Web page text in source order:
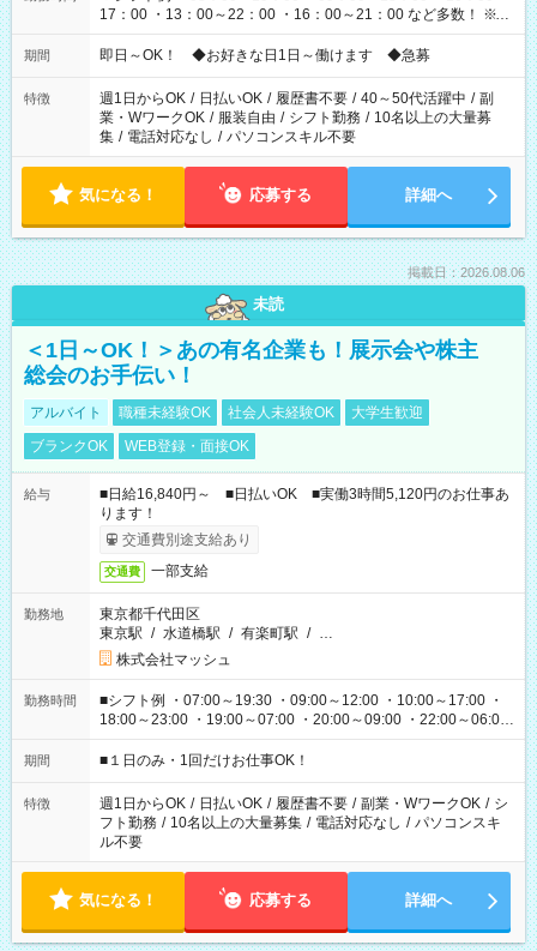
17：00 ・13：00～22：00 ・16：00～21：00 など多数！ ※お
仕事により勤務時間が異なります
期間 即日～OK！ ◆お好きな日1日～働けます ◆急募
特徴 週1日からOK / 日払いOK / 履歴書不要 / 40～50代活躍中 / 副
業・WワークOK / 服装自由 / シフト勤務 / 10名以上の大量募
集 / 電話対応なし / パソコンスキル不要
気になる！ 応募する 詳細へ
掲載日：2026.08.06
未読
＜1日～OK！＞あの有名企業も！展示会や株主
総会のお手伝い！
アルバイト 職種未経験OK 社会人未経験OK
大学生歓迎
ブランクOK
WEB登録・面接OK
給与
■日給16,840円～ ■日払いOK ■実働3時間5,120円のお仕事あ
ります！
交通費別途支給あり
交通費 一部支給
勤務地
東京都千代田区
東京駅 / 水道橋駅 / 有楽町駅 / …
株式会社マッシュ
勤務時間
■シフト例 ・07:00～19:30 ・09:00～12:00 ・10:00～17:00 ・
18:00～23:00 ・19:00～07:00 ・20:00～09:00 ・22:00～06:00
etc ★最短で3時間で5,120円のお仕事から 15時間で2万円近く稼
げるお仕事も！ ご希望のお時間に合わせてご紹介！ ※シフトは
ください！
期間 ■１日のみ・1回だけお仕事OK！
特徴 週1日からOK / 日払いOK / 履歴書不要 / 副業・WワークOK / シ
フト勤務 / 10名以上の大量募集 / 電話対応なし / パソコンスキ
ル不要
気になる！ 応募する 詳細へ